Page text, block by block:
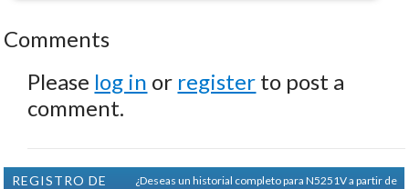
Comments
Please log in or register to post a
comment.
REGISTRO DE
¿Deseas un historial completo para N5251V a partir de